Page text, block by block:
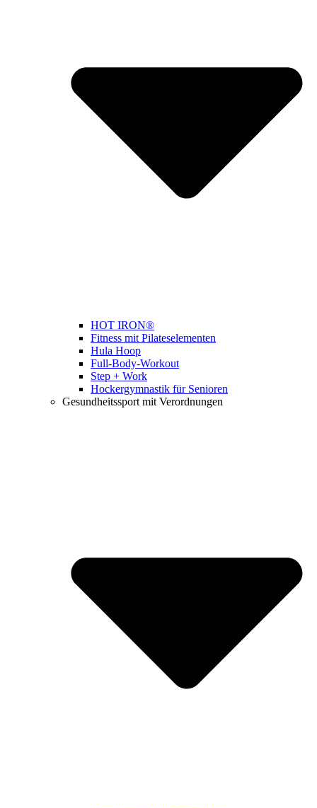
HOT IRON®
Fitness mit Pilateselementen
Hula Hoop
Full-Body-Workout
Step + Work
Hockergymnastik für Senioren
Gesundheitssport mit Verordnungen